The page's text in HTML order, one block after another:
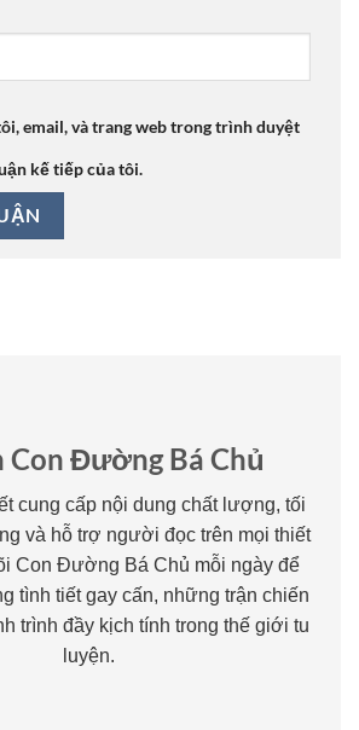
email, và trang web trong trình duyệt
kế tiếp của tôi.
Con Đường Bá Chủ
cung cấp nội dung chất lượng, tối
và hỗ trợ người đọc trên mọi thiết
Con Đường Bá Chủ mỗi ngày để
tình tiết gay cấn, những trận chiến
trình đầy kịch tính trong thế giới tu
luyện.